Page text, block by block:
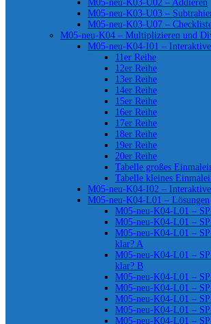
M05-neu-K03-U02 – Addieren
M05-neu-K03-U03 –
M05-neu-K03-U07 –
M05-neu-K04 – Multiplizieren und
M05-neu-K04-I01 –
11er Reihe
12er Reihe
13er Reihe
14er Reihe
15er Reihe
16er Reihe
17er Reihe
18er Reihe
19er Reihe
20er Reihe
Tabelle großes
Tabelle kleines
M05-neu-K04-I02 –
M05-neu-K04-L01 – Lösungen
M05-neu-K04-L01 –
M05-neu-K04-L01 –
M05-neu-K04-L01 –
klar? A
M05-neu-K04-L01 –
klar? B
M05-neu-K04-L01 –
M05-neu-K04-L01 –
M05-neu-K04-L01 –
M05-neu-K04-L01 –
M05-neu-K04-L01 –